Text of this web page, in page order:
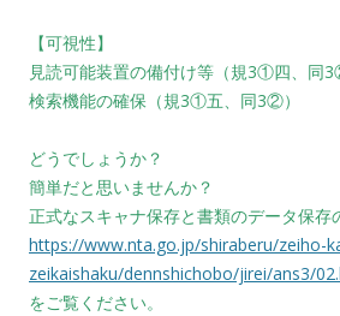
【可視性】
見読可能装置の備付け等（規3①四、同
検索機能の確保（規3①五、同3②）
どうでしょうか？
簡単だと思いませんか？
正式なスキャナ保存と書類のデータ保存
https://www.nta.go.jp/shiraberu/zeiho-
zeikaishaku/dennshichobo/jirei/ans3/
をご覧ください。